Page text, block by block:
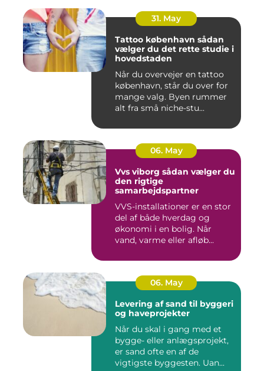
31. May
Tattoo københavn sådan
vælger du det rette studie i
hovedstaden
Når du overvejer en tattoo
københavn, står du over for
mange valg. Byen rummer
alt fra små niche-stu...
06. May
Vvs viborg sådan vælger du
den rigtige
samarbejdspartner
VVS-installationer er en stor
del af både hverdag og
økonomi i en bolig. Når
vand, varme eller afløb...
06. May
Levering af sand til byggeri
og haveprojekter
Når du skal i gang med et
bygge- eller anlægsprojekt,
er sand ofte en af de
vigtigste byggesten. Uan...